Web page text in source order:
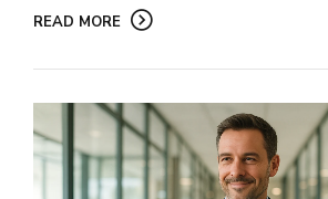
READ MORE